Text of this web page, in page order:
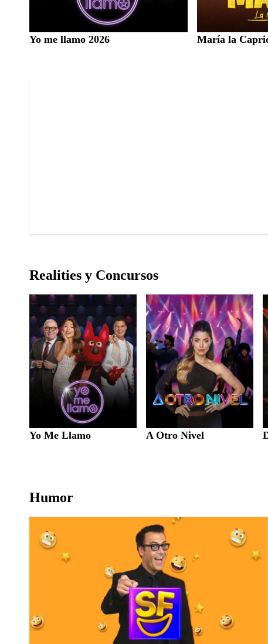
Yo Me Llamo A Otro Nivel